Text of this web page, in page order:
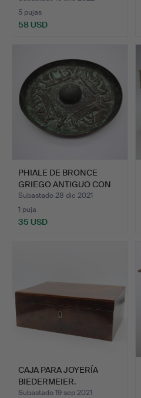
5 pujas
58 USD
PHIALE DE BRONCE
GRIEGO ANTIGUO CON
VARIOS…
Subastado 28 dic 2021
1 puja
35 USD
CAJA PARA JOYERÍA
BIEDERMEIER.
Subastado 19 sep 2021